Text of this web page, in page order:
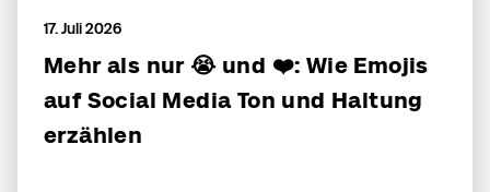
17. Juli 2026
Mehr als nur 😭 und ❤️: Wie Emojis
auf Social Media Ton und Haltung
erzählen